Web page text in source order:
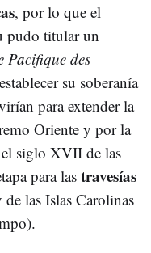
, por lo que el
pudo titular un
Pacifique des
su soberanía
para extender la
Oriente y por la
siglo XVII de las
para las travesías
las Islas Carolinas